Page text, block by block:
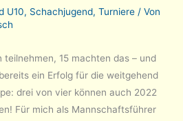
U10, Schachjugend, Turniere / Von
15 machten das – und
ein Erfolg für die weitgehend
drei von vier können auch 2022
Für mich als Mannschaftsführer